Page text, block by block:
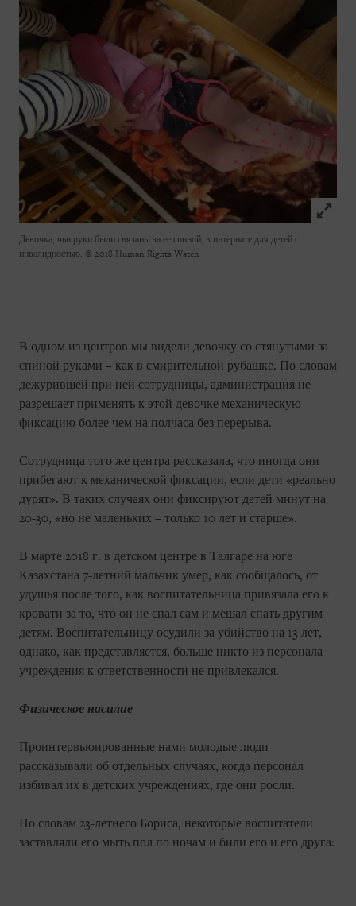
Click
Девочка, чьи руки были связаны за ее спиной, в интернате для детей с
инвалидностью. © 2018 Human Rights Watch
В одном из центров мы видели девочку со стянутыми за
спиной руками – как в смирительной рубашке. По словам
дежурившей при ней сотрудницы, администрация не
разрешает применять к этой девочке механическую
фиксацию более чем на полчаса без перерыва.
Сотрудница того же центра рассказала, что иногда они
прибегают к механической фиксации, если дети «реально
дурят». В таких случаях они фиксируют детей минут на
20-30, «но не маленьких – только 10 лет и старше».
В марте 2018 г. в детском центре в Талгаре на юге
Казахстана 7-летний мальчик умер, как сообщалось, от
удушья после того, как воспитательница привязала его к
кровати за то, что он не спал сам и мешал спать другим
детям. Воспитательницу осудили за убийство на 13 лет,
однако, как представляется, больше никто из персонала
учреждения к ответственности не привлекался.
Физическое насилие
Проинтервьюированные нами молодые люди
рассказывали об отдельных случаях, когда персонал
избивал их в детских учреждениях, где они росли.
По словам 23-летнего Бориса, некоторые воспитатели
заставляли его мыть пол по ночам и били его и его друга: